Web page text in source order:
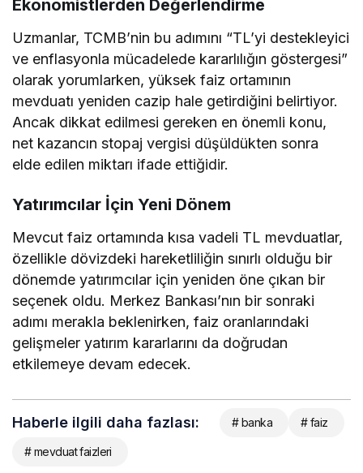
Ekonomistlerden Değerlendirme
Uzmanlar, TCMB’nin bu adımını “TL’yi destekleyici
ve enflasyonla mücadelede kararlılığın göstergesi”
olarak yorumlarken, yüksek faiz ortamının
mevduatı yeniden cazip hale getirdiğini belirtiyor.
Ancak dikkat edilmesi gereken en önemli konu,
net kazancın stopaj vergisi düşüldükten sonra
elde edilen miktarı ifade ettiğidir.
Yatırımcılar İçin Yeni Dönem
Mevcut faiz ortamında kısa vadeli TL mevduatlar,
özellikle dövizdeki hareketliliğin sınırlı olduğu bir
dönemde yatırımcılar için yeniden öne çıkan bir
seçenek oldu. Merkez Bankası’nın bir sonraki
adımı merakla beklenirken, faiz oranlarındaki
gelişmeler yatırım kararlarını da doğrudan
etkilemeye devam edecek.
Haberle ilgili daha fazlası: # banka # faiz
# mevduat faizleri